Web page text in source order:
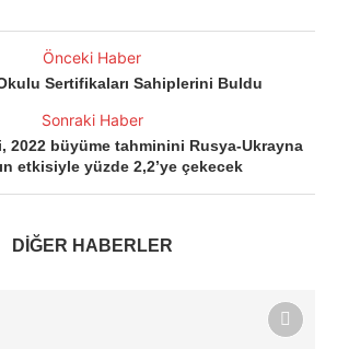
Önceki Haber
Sertifikaları Sahiplerini Buldu
Sonraki Haber
2022 büyüme tahminini Rusya-Ukrayna
etkisiyle yüzde 2,2’ye çekecek
DİĞER HABERLER